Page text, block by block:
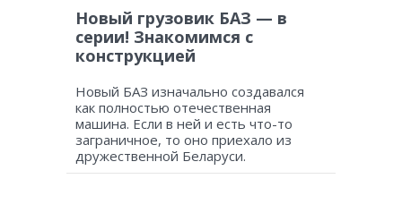
Новый грузовик БАЗ — в
серии! Знакомимся с
конструкцией
Новый БАЗ изначально создавался
как полностью отечественная
машина. Если в ней и есть что-то
заграничное, то оно приехало из
дружественной Беларуси.